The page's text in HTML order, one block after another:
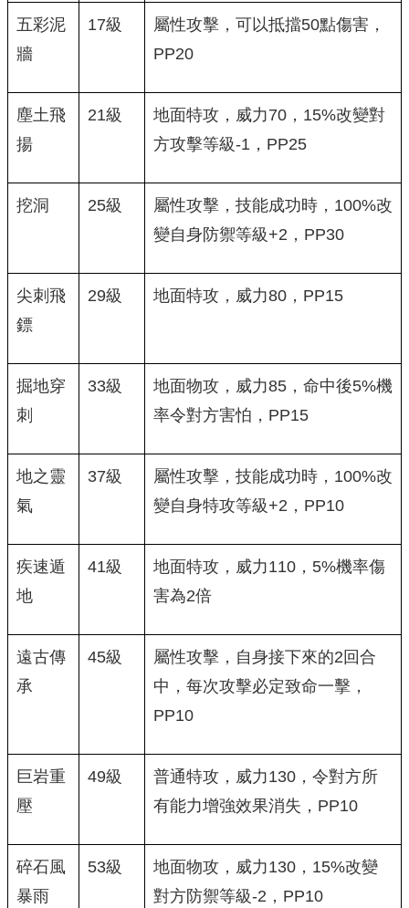
五彩泥
牆
17級
屬性攻擊，可以抵擋50點傷害，
PP20
塵土飛
揚
21級
地面特攻，威力70，15%改變對
方攻擊等級-1，PP25
挖洞 25級
屬性攻擊，技能成功時，100%改
變自身防禦等級+2，PP30
尖刺飛
鏢
29級 地面特攻，威力80，PP15
掘地穿
刺
33級
地面物攻，威力85，命中後5%機
率令對方害怕，PP15
地之靈
氣
37級
屬性攻擊，技能成功時，100%改
變自身特攻等級+2，PP10
疾速遁
地
41級
地面特攻，威力110，5%機率傷
害為2倍
遠古傳
承
45級
屬性攻擊，自身接下來的2回合
中，每次攻擊必定致命一擊，
PP10
巨岩重
壓
49級
普通特攻，威力130，令對方所
有能力增強效果消失，PP10
碎石風
暴雨
53級
地面物攻，威力130，15%改變
對方防禦等級-2，PP10